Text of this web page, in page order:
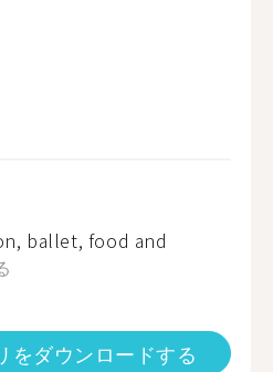
ballet, food and
をダウンロードする